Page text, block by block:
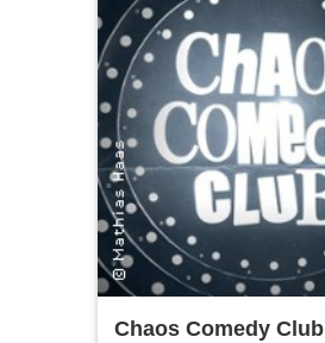
Chaos Comedy Club